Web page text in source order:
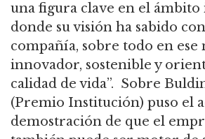
una figura clave en el
donde su visión ha sabido
compañía, sobre todo en ese
innovador, sostenible y
calidad de vida”. Sobre
(Premio Institución) puso el
demostración de que el